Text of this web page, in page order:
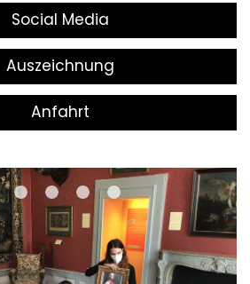
Social Media
Auszeichnung
Anfahrt